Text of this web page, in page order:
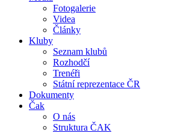
Fotogalerie
Videa
Články
Kluby
Seznam klubů
Rozhodčí
Trenéři
Státní reprezentace ČR
Dokumenty
Čak
O nás
Struktura ČAK